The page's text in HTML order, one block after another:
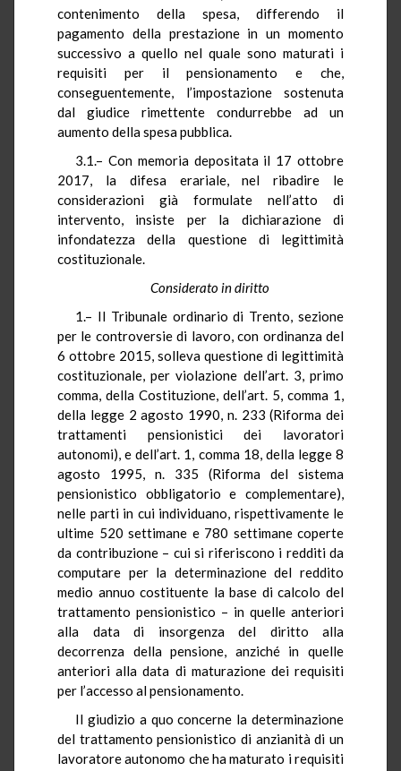
contenimento della spesa, differendo il
pagamento della prestazione in un momento
successivo a quello nel quale sono maturati i
requisiti per il pensionamento e che,
conseguentemente, l’impostazione sostenuta
dal giudice rimettente condurrebbe ad un
aumento della spesa pubblica.
3.1.– Con memoria depositata il 17 ottobre
2017, la difesa erariale, nel ribadire le
considerazioni già formulate nell’atto di
intervento, insiste per la dichiarazione di
infondatezza della questione di legittimità
costituzionale.
Considerato in diritto
1.– Il Tribunale ordinario di Trento, sezione
per le controversie di lavoro, con ordinanza del
6 ottobre 2015, solleva questione di legittimità
costituzionale, per violazione dell’art. 3, primo
comma, della Costituzione, dell’art. 5, comma 1,
della legge 2 agosto 1990, n. 233 (Riforma dei
trattamenti pensionistici dei lavoratori
autonomi), e dell’art. 1, comma 18, della legge 8
agosto 1995, n. 335 (Riforma del sistema
pensionistico obbligatorio e complementare),
nelle parti in cui individuano, rispettivamente le
ultime 520 settimane e 780 settimane coperte
da contribuzione – cui si riferiscono i redditi da
computare per la determinazione del reddito
medio annuo costituente la base di calcolo del
trattamento pensionistico – in quelle anteriori
alla data di insorgenza del diritto alla
decorrenza della pensione, anziché in quelle
anteriori alla data di maturazione dei requisiti
per l’accesso al pensionamento.
Il giudizio a quo concerne la determinazione
del trattamento pensionistico di anzianità di un
lavoratore autonomo che ha maturato i requisiti